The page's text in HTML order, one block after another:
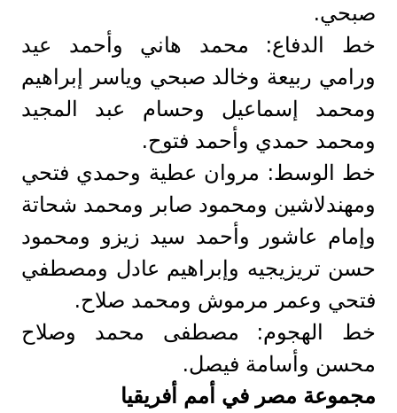
صبحي.
خط الدفاع: محمد هاني وأحمد عيد
ورامي ربيعة وخالد صبحي وياسر إبراهيم
ومحمد إسماعيل وحسام عبد المجيد
ومحمد حمدي وأحمد فتوح.
خط الوسط: مروان عطية وحمدي فتحي
ومهندلاشين ومحمود صابر ومحمد شحاتة
وإمام عاشور وأحمد سيد زيزو ومحمود
حسن تريزيجيه وإبراهيم عادل ومصطفي
فتحي وعمر مرموش ومحمد صلاح.
خط الهجوم: مصطفى محمد وصلاح
محسن وأسامة فيصل.
مجموعة مصر في أمم أفريقيا